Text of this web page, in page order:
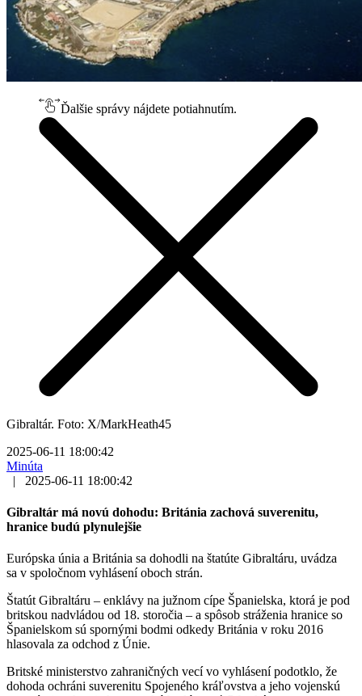
Ďalšie správy nájdete potiahnutím.
Gibraltár. Foto: X/MarkHeath45
2025-06-11 18:00:42
Minúta
|
2025-06-11 18:00:42
Gibraltár má novú dohodu: Británia zachová suverenitu,
hranice budú plynulejšie
Európska únia a Británia sa dohodli na štatúte Gibraltáru, uvádza
sa v spoločnom vyhlásení oboch strán.
Štatút Gibraltáru – enklávy na južnom cípe Španielska, ktorá je pod
britskou nadvládou od 18. storočia – a spôsob stráženia hranice so
Španielskom sú spornými bodmi odkedy Británia v roku 2016
hlasovala za odchod z Únie.
Britské ministerstvo zahraničných vecí vo vyhlásení podotklo, že
dohoda ochráni suverenitu Spojeného kráľovstva a jeho vojenskú